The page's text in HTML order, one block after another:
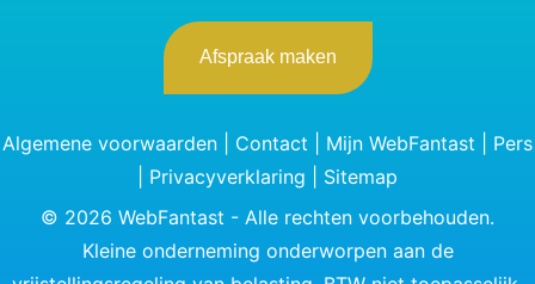
Afspraak maken
Algemene voorwaarden Contact Mijn WebFantast
Pers
Privacyverklaring
Sitemap
© 2026 WebFantast - Alle rechten voorbehouden.
Kleine onderneming onderworpen aan de